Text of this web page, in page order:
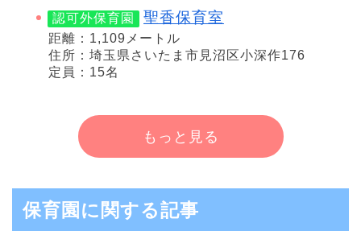
認可外保育園 聖香保育室
距離：1,109メートル
住所：埼玉県さいたま市見沼区小深作176
定員：15名
もっと見る
保育園に関する記事